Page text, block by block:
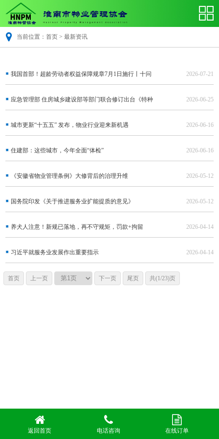
当前位置：首页 >最新资讯
我国首部！超龄劳动者权益保障规章7月1日施行丨十问
十答速收藏
2026-07-21
应急管理部 住房城乡建设部等部门联合修订出台《特种
作业目录》
2026-06-25
城市更新“十五五” 发布，物业行业迎来新机遇 2026-06-16
住建部：这些城市，今年全面“体检” 2026-06-16
《安徽省物业管理条例》大修背后的治理升维 2026-05-12
国务院印发《关于推进服务业扩能提质的意见》 2026-05-12
养犬人注意！新规已落地，再不守规矩，罚款+拘留 2026-04-14
习近平就服务业发展作出重要指示 2026-04-14
首页 上一页 下一页 尾页 共(1/23)页
返回首页 电话咨询 在线订单